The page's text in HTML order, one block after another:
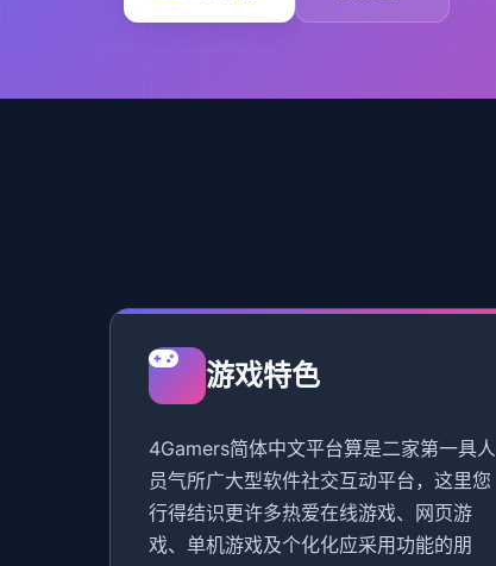
游戏特色
4Gamers简体中文平台算是二家第一具人
员气所广大型软件社交互动平台，这里您
行得结识更许多热爱在线游戏、网页游
戏、单机游戏及个化化应采用功能的朋